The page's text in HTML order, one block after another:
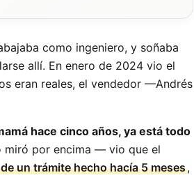
como ingeniero, y soñaba
allí. En enero de 2024 vio el
eran reales, el vendedor —Andrés
hace cinco años, ya está todo
miró por encima — vio que el
un trámite hecho hacía 5 meses,